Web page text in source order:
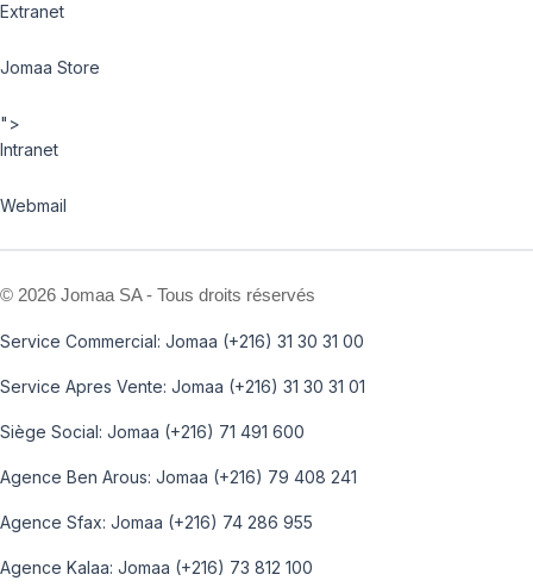
Extranet
Jomaa Store
">
Intranet
Webmail
© 2026 Jomaa SA - Tous droits réservés
Service Commercial: Jomaa (+216) 31 30 31 00
Service Apres Vente: Jomaa (+216) 31 30 31 01
Siège Social: Jomaa (+216) 71 491 600
Agence Ben Arous: Jomaa (+216) 79 408 241
Agence Sfax: Jomaa (+216) 74 286 955
Agence Kalaa: Jomaa (+216) 73 812 100